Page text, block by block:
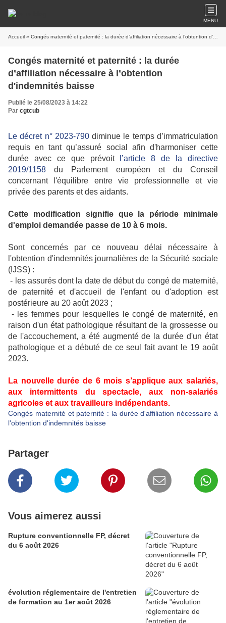
MENU
Accueil » Congés maternité et paternité : la durée d’affiliation nécessaire à l’obtention d'indemnités baisse
Congés maternité et paternité : la durée
d’affiliation nécessaire à l’obtention
d'indemnités baisse
Publié le 25/08/2023 à 14:22
Par cgtcub
Le décret n° 2023-790diminue le temps d’immatriculation
requis en tant qu’assuré social afin d'harmoniser cette
durée avec ce que prévoit
l’article 8 de la directive
2019/1158 du Parlement européen et du Conseil
concernant l'équilibre entre vie professionnelle et vie
privée des parents et des aidants.
Cette modification signifie que la période minimale
d'emploi demandée passe de 10 à 6 mois.
Sont concernés par ce nouveau délai nécessaire à
l'obtention d'indemnités journalières de la Sécurité sociale
(IJSS) :
- les assurés dont la date de début du congé de maternité,
de paternité et d'accueil de l'enfant ou d'adoption est
postérieure au 20 août 2023 ;
- les femmes pour lesquelles le congé de maternité, en
raison d'un état pathologique résultant de la grossesse ou
de l'accouchement, a été augmenté de la durée d'un état
pathologique et a débuté de ce seul fait avant le 19 août
2023.
La nouvelle durée de 6 mois s’applique aux salariés,
aux intermittents du spectacle, aux non-salariés
agricoles et aux travailleurs indépendants.
Congés maternité et paternité : la durée d'affiliation nécessaire à
l'obtention d'indemnités baisse
Partager
Vous aimerez aussi
Rupture conventionnelle FP, décret
du 6 août 2026
évolution réglementaire de l'entretien
de formation au 1er août 2026